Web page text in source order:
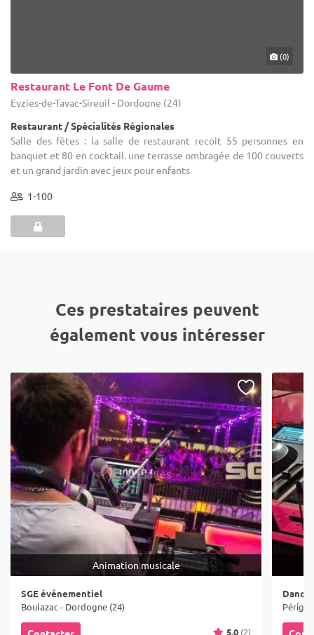
(0)
Restaurant Le Font De Gaume
Eyzies-de-Tayac-Sireuil - Dordogne (24)
Restaurant / Spécialités Régionales
Salle des fêtes : la salle de restaurant recoit 55 personnes en
banquet et 80 en cocktail. une terrasse ombragée de 100 couverts
et un grand jardin avec jeux pour enfants
1-100
Ces prestataires peuvent
également vous intéresser
Animation musicale
SGE événementiel
Boulazac - Dordogne (24)
5.0 (2)
Dance